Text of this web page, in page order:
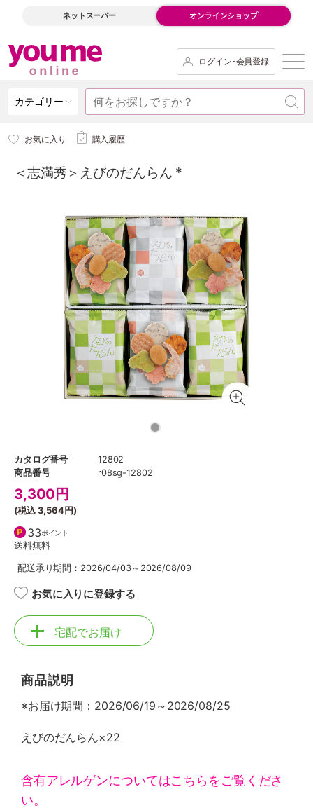
ネットスーパー オンラインショップ
ログイン･会員登録
カテゴリー
お気に入り 購入履歴
＜志満秀＞えびのだんらん *
カタログ番号
12802
商品番号
r08sg-12802
3,300 円
(税込3,564円)
33ポイント
送料無料
配送承り期間：2026/04/03～2026/08/09
お気に入りに登録する
宅配でお届け
商品説明
※お届け期間：2026/06/19～2026/08/25
えびのだんらん×22
含有アレルゲンについてはこちらをご覧くださ
い。